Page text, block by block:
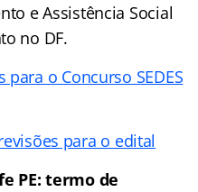
e Assistência Social
no DF.
para o Concurso SEDES
para o edital
PE: termo de